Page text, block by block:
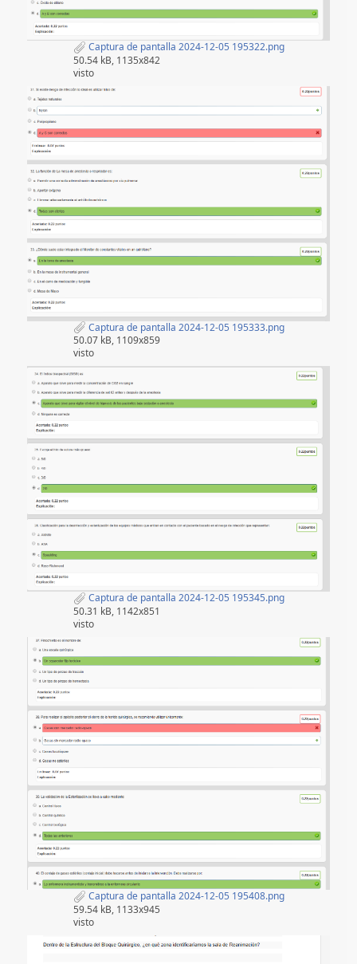
Captura de pantalla 2024-12-05 195322.png
50.54 kB, 1135x842
visto
Captura de pantalla 2024-12-05 195333.png
50.07 kB, 1109x859
visto
Captura de pantalla 2024-12-05 195345.png
50.31 kB, 1142x851
visto
Captura de pantalla 2024-12-05 195408.png
59.54 kB, 1133x945
visto